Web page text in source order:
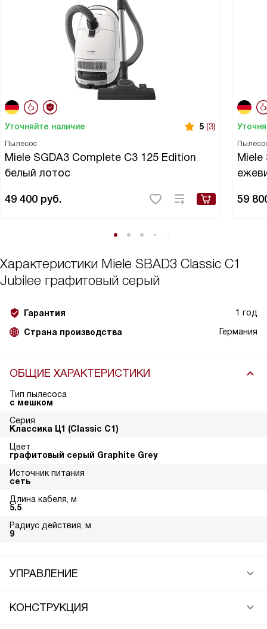
Уточняйте наличие 5 (3)
Пылесос
Miele SGDA3 Complete C3 125 Edition
белый лотос
49 400 руб.
Miele
59
Характеристики Miele SBAD3 Classic C1
Jubilee графитовый серый
Гарантия 1 год
Страна производства Германия
ОБЩИЕ ХАРАКТЕРИСТИКИ
Тип пылесоса
с мешком
Серия
Классика Ц1 (Classic C1)
Цвет
графитовый серый Graphite Grey
Источник питания
сеть
Длина кабеля, м
5.5
Радиус действия, м
9
УПРАВЛЕНИЕ
КОНСТРУКЦИЯ